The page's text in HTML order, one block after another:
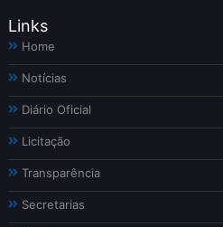
Links
Home
Notícias
Diário Oficial
Licitação
Transparência
Secretarias